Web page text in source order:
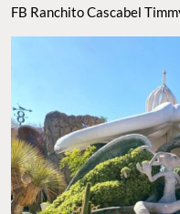
FB Ranchito Cascabel